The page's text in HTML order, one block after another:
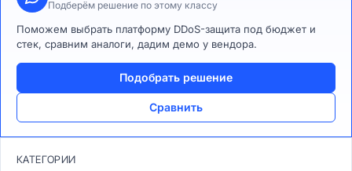
Подберём решение по этому классу
Поможем выбрать платформу DDoS-защита под бюджет и
стек, сравним аналоги, дадим демо у вендора.
Подобрать решение
Сравнить
КАТЕГОРИИ